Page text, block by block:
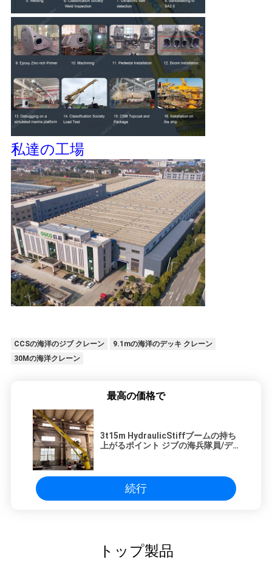
私達の工場
CCSの海洋のジブ クレーン
9.1mの海洋のデッキ クレーン
30Mの海洋クレーン
最高の価格で
3t15m HydraulicStiffブームの持ち
上がるポイント ジブの海兵隊員/デ
続行
トップ製品